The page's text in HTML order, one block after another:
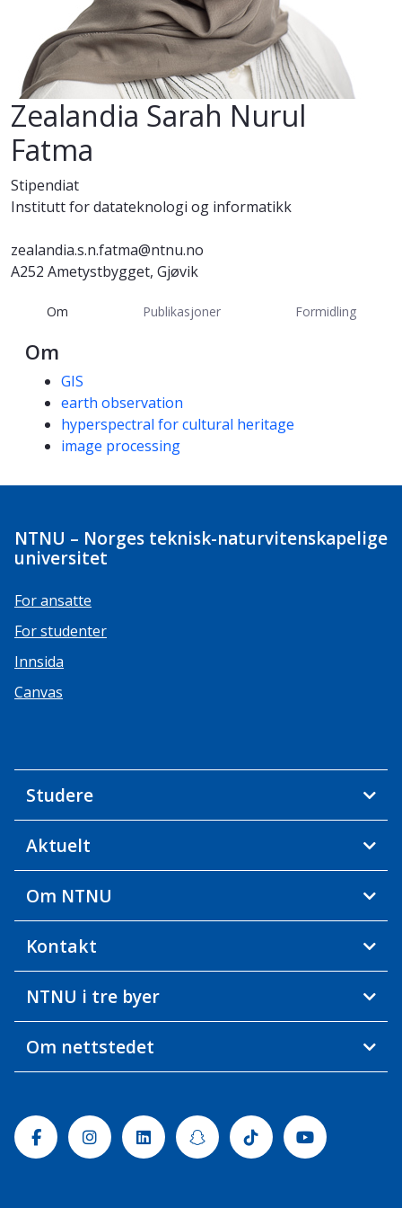
Zealandia Sarah Nurul
Fatma
Stipendiat
Institutt for datateknologi og informatikk
zealandia.s.n.fatma@ntnu.no
A252 Ametystbygget, Gjøvik
Om Publikasjoner Formidling
Om
Kompetanseord
GIS
earth observation
hyperspectral for cultural heritage
image processing
NTNU – Norges teknisk-naturvitenskapelige
universitet
For ansatte
For studenter
Innsida
Canvas
Studere
Aktuelt
Om NTNU
Kontakt
NTNU i tre byer
Om nettstedet
FacebookInstagramLinkedinSnapchatTiktok Youtube